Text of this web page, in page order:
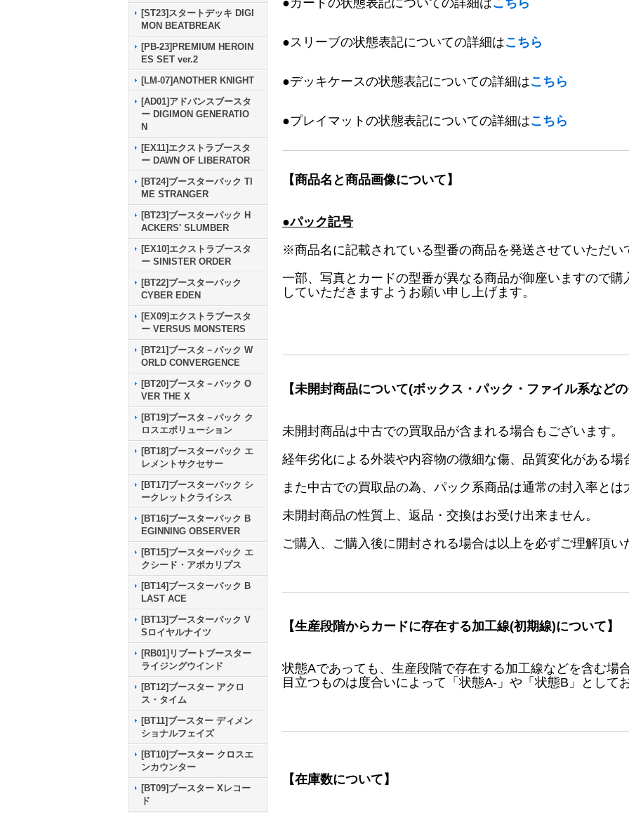
[ST23]スタートデッキ DIGI
MON BEATBREAK
[PB-23]PREMIUM HEROIN
ES SET ver.2
[LM-07]ANOTHER KNIGHT
[AD01]アドバンスブースタ
ー DIGIMON GENERATIO
N
[EX11]エクストラブースタ
ー DAWN OF LIBERATOR
[BT24]ブースターパック TI
ME STRANGER
[BT23]ブースターパック H
ACKERS' SLUMBER
[EX10]エクストラブースタ
ー SINISTER ORDER
[BT22]ブースターパック
CYBER EDEN
[EX09]エクストラブースタ
ー VERSUS MONSTERS
[BT21]ブースタ－パック W
ORLD CONVERGENCE
[BT20]ブースタ－パック O
VER THE X
[BT19]ブースタ－パック ク
ロスエボリューション
[BT18]ブースターパック エ
レメントサクセサー
[BT17]ブースターパック シ
ークレットクライシス
[BT16]ブースターパック B
EGINNING OBSERVER
[BT15]ブースターパック エ
クシード・アポカリプス
[BT14]ブースターパック B
LAST ACE
[BT13]ブースターパック V
Sロイヤルナイツ
[RB01]リブートブースター
ライジングウインド
[BT12]ブースター アクロ
ス・タイム
[BT11]ブースター ディメン
ショナルフェイズ
[BT10]ブースター クロスエ
ンカウンター
[BT09]ブースター Xレコー
ド
●スリーブの状態表記についての詳細はこちら
●デッキケースの状態表記についての詳細はこちら
●プレイマットの状態表記についての詳細はこちら
【商品名と商品画像について】
●パック記号
※商品名に記載されている型番の商品を発送させていただい
一部、写真とカードの型番が異なる商品が御座いますので
していただきますようお願い申し上げます。
【未開封商品について(ボックス・パック・ファイル系など
未開封商品は中古での買取品が含まれる場合もございます。
経年劣化による外装や内容物の微細な傷、品質変化がある場
また中古での買取品の為、パック系商品は通常の封入率と
未開封商品の性質上、返品・交換はお受け出来ません。
ご購入、ご購入後に開封される場合は以上を必ずご理解頂
【生産段階からカードに存在する加工線(初期線)について】
状態Aであっても、生産段階で存在する加工線などを含む場
目立つものは度合いによって「状態A-」や「状態B」として
【在庫数について】